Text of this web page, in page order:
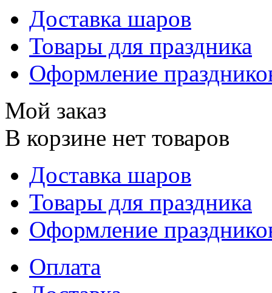
Доставка шаров
Товары для праздника
Оформление
Мой заказ
В корзине нет товаров
Доставка шаров
Товары для праздника
Оформление
Оплата